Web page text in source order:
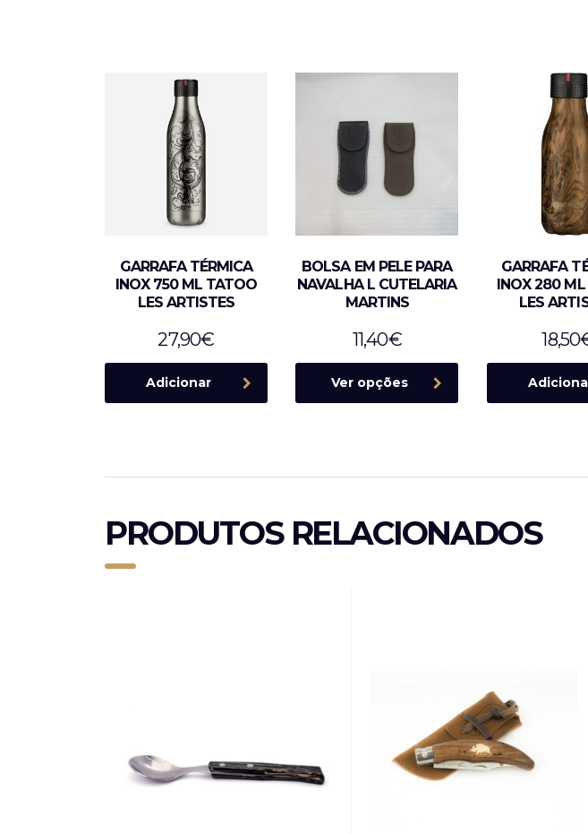
GARRAFA TÉRMICA
INOX 750 ML TATOO
LES ARTISTES
27,90€
Adicionar
BOLSA EM PELE PARA
NAVALHA L CUTELARIA
MARTINS
11,40€
Ver opções
GARRAFA
INOX 280
LES
18,50
PRODUTOS RELACIONADOS